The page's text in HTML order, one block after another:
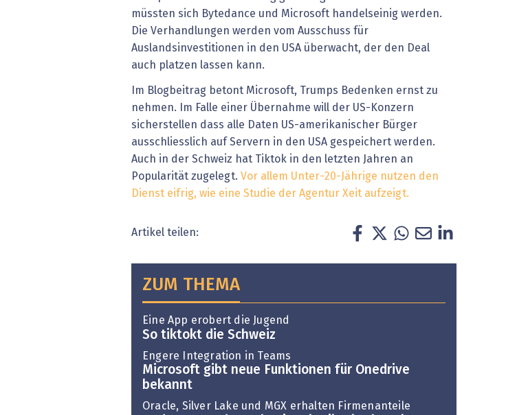
müssten sich Bytedance und Microsoft handelseinig werden.
Die Verhandlungen werden vom Ausschuss für
Auslandsinvestitionen in den USA überwacht, der den Deal
auch platzen lassen kann.
Im Blogbeitrag betont Microsoft, Trumps Bedenken ernst zu
nehmen. Im Falle einer Übernahme will der US-Konzern
sicherstellen dass alle Daten US-amerikanischer Bürger
ausschliesslich auf Servern in den USA gespeichert werden.
Auch in der Schweiz hat Tiktok in den letzten Jahren an
Popularität zugelegt. Vor allem Unter-20-Jährige nutzen den
Dienst eifrig, wie eine Studie der Agentur Xeit aufzeigt.
Artikel teilen:
ZUM THEMA
Eine App erobert die Jugend
So tiktokt die Schweiz
Engere Integration in Teams
Microsoft gibt neue Funktionen für Onedrive
bekannt
Oracle, Silver Lake und MGX erhalten Firmenanteile